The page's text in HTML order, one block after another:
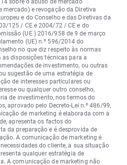
e revogação da Diretiva
e do Conselho e das Diretivas da
125 / CE e 2004/72 / CE e do
(UE ) 2016/958 de 9 de março
(UE) n.º 596/2014 do
no que diz respeito às normas
disposições técnicas para a
de investimento, ou outras
sugestão de uma estratégia de
de interesses particulares ou
ou qualquer outro conselho,
de investimento, nos termos do
aprovado pelo Decreto-Lei n.º 486/99,
de marketing é elaborada com a
apresenta os factos do
da preparação e é desprovida de
A comunicação de marketing é
do cliente, a sua situação
qualquer estratégia de
A comunicação de marketing não